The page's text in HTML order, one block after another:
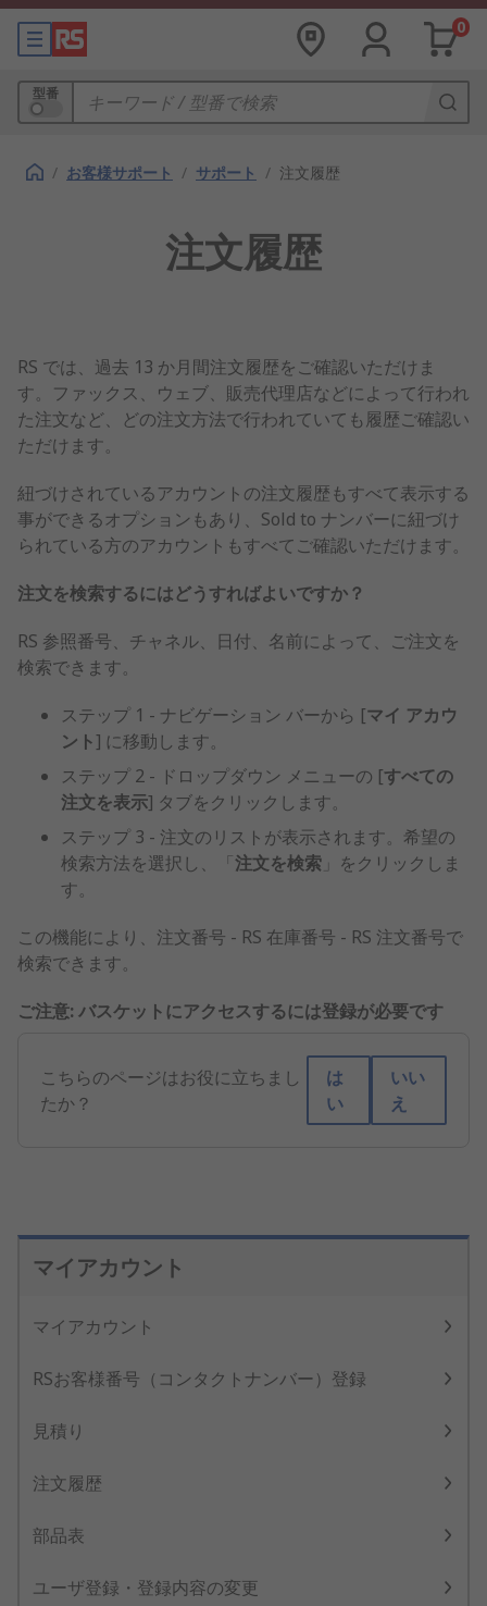
0
型番
/ お客様サポート / サポート / 注文履歴
注文履歴
RS では、過去 13 か月間注文履歴をご確認いただけま
す。ファックス、ウェブ、販売代理店などによって行われ
た注文など、どの注文方法で行われていても履歴ご確認い
ただけます。
紐づけされているアカウントの注文履歴もすべて表示する
事ができるオプションもあり、Sold to ナンバーに紐づけ
られている方のアカウントもすべてご確認いただけます。
注文を検索するにはどうすればよいですか？
RS 参照番号、チャネル、日付​​、名前によって、ご注文を
検索できます。
ステップ 1 - ナビゲーション バーから [マイ アカウ
ント] に移動します。
ステップ 2 - ドロップダウン メニューの [すべての
注文を表示] タブをクリックします。
ステップ 3 - 注文のリストが表示されます。希望の
検索方法を選択し、「注文を検索 」をクリックしま
す。
この機能により、注文番号 - RS 在庫番号 - RS 注文番号で
検索できます。
ご注意: バスケットにアクセスするには登録が必要です
こちらのページはお役に立ちまし
たか？
は
い
いい
え
マイアカウント
マイアカウント
RSお客様番号（コンタクトナンバー）登録
見積り
注文履歴
部品表
ユーザ登録・登録内容の変更